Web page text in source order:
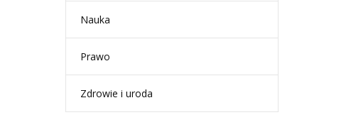
Nauka
Prawo
Zdrowie i uroda